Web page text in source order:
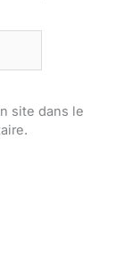
site dans le